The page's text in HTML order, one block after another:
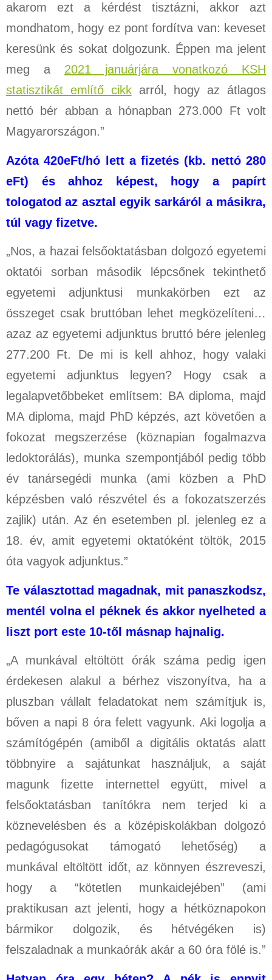
akarom ezt a kérdést tisztázni, akkor azt
mondhatom, hogy ez pont fordítva van: keveset
keresünk és sokat dolgozunk. Éppen ma jelent
meg a 2021 januárjára vonatkozó KSH
statisztikát említő cikkarról, hogy az átlagos
nettó bér abban a hónapban 273.000 Ft volt
Magyarországon.”
Azóta 420eFt/hó lett a fizetés (kb. nettó 280
eFt) és ahhoz képest, hogy a papírt
tologatod az asztal egyik sarkáról a másikra,
túl vagy fizetve.
„Nos, a hazai felsőoktatásban dolgozó egyetemi
oktatói sorban második lépcsőnek tekinthető
egyetemi adjunktusi munkakörben ezt az
összeget csak bruttóban lehet megközelíteni…
azaz az egyetemi adjunktus bruttó bére jelenleg
277.200 Ft. De mi is kell ahhoz, hogy valaki
egyetemi adjunktus legyen? Hogy csak a
legalapvetőbbeket említsem: BA diploma, majd
MA diploma, majd PhD képzés, azt követően a
fokozat megszerzése (köznapian fogalmazva
ledoktorálás), munka szempontjából pedig több
év tanársegédi munka (ami közben a PhD
képzésben való részvétel és a fokozatszerzés
zajlik) után. Az én esetemben pl. jelenleg ez a
18. év, amit egyetemi oktatóként töltök, 2015
óta vagyok adjunktus.”
Te választottad magadnak, mit panaszkodsz,
mentél volna el péknek és akkor nyelheted a
liszt port este 10-től másnap hajnalig.
„A munkával eltöltött órák száma pedig igen
érdekesen alakul a bérhez viszonyítva, ha a
pluszban vállalt feladatokat nem számítjuk is,
bőven a napi 8 óra felett vagyunk. Aki logolja a
számítógépén (amiből a digitális oktatás alatt
többnyire a sajátunkat használjuk, a saját
magunk fizette internettel együtt, mivel a
felsőoktatásban tanítókra nem terjed ki a
köznevelésben és a középiskolákban dolgozó
pedagógusokat támogató lehetőség) a
munkával eltöltött időt, az könnyen észreveszi,
hogy a “kötetlen munkaidejében” (ami
praktikusan azt jelenti, hogy a hétköznapokon
bármikor dolgozik, és hétvégéken is)
felszaladnak a munkaórák akár a 60 óra fölé is.”